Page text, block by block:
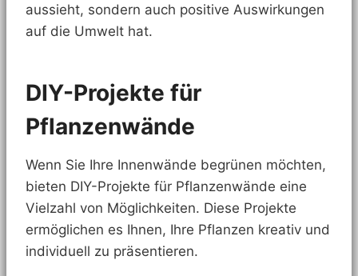
aussieht, sondern auch positive Auswirkungen
auf die Umwelt hat.
DIY-Projekte für
Pflanzenwände
Wenn Sie Ihre Innenwände begrünen möchten,
bieten DIY-Projekte für Pflanzenwände eine
Vielzahl von Möglichkeiten. Diese Projekte
ermöglichen es Ihnen, Ihre Pflanzen kreativ und
individuell zu präsentieren.